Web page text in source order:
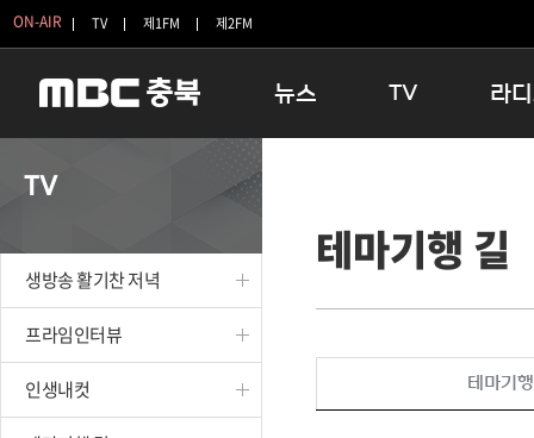
ON-AIR TV 제1FM 제2FM
뉴스
보은
옥천
TV
인생내컷
테마기행 길
시청자 FLEX
라
16:00
우리 고
TV
생방송 활기찬 저녁
프라임인터뷰
인생내컷
테마기행 길
테마기